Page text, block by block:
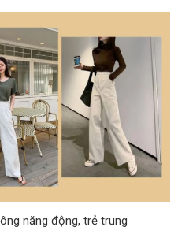
năng động, trẻ trung